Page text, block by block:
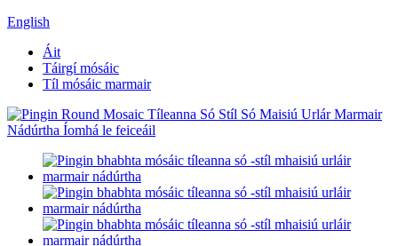
English
Áit
Táirgí mósáic
Tíl mósáic marmair